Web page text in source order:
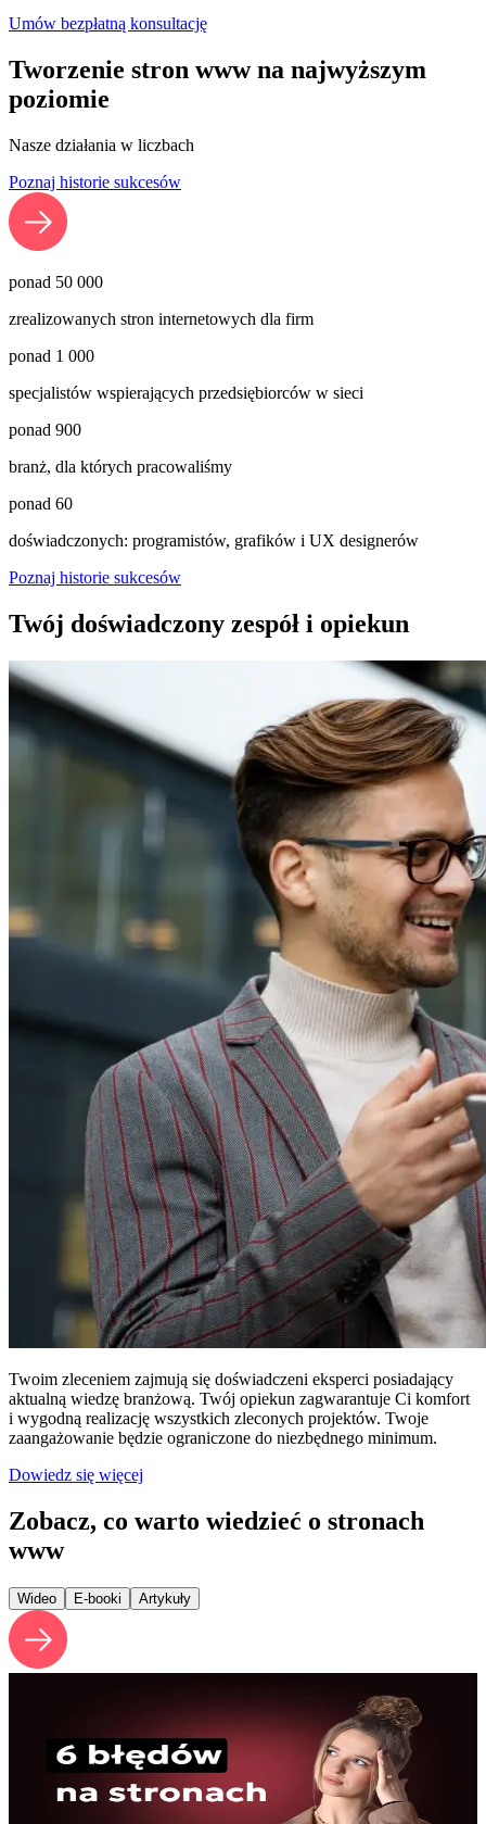
Umów bezpłatną konsultację
Tworzenie stron www na najwyższym
poziomie
Nasze działania w liczbach
Poznaj historie sukcesów
ponad 50 000
zrealizowanych stron internetowych dla firm
ponad 1 000
specjalistów wspierających przedsiębiorców w sieci
ponad 900
branż, dla których pracowaliśmy
ponad 60
doświadczonych: programistów, grafików i UX designerów
Poznaj historie sukcesów
Twój doświadczony zespół i opiekun
Twoim zleceniem zajmują się doświadczeni eksperci posiadający
aktualną wiedzę branżową. Twój opiekun zagwarantuje Ci komfort
i wygodną realizację wszystkich zleconych projektów. Twoje
zaangażowanie będzie ograniczone do niezbędnego minimum.
Dowiedz się więcej
Zobacz, co warto wiedzieć o stronach
www
Wideo E-booki Artykuły
Najczęstsze BŁĘDY na stronach firmowych
Sprawdź, których błędów unikać, żeby strona naprawdę pracowała
na Twoją firmę – a nie odstraszała klientów.